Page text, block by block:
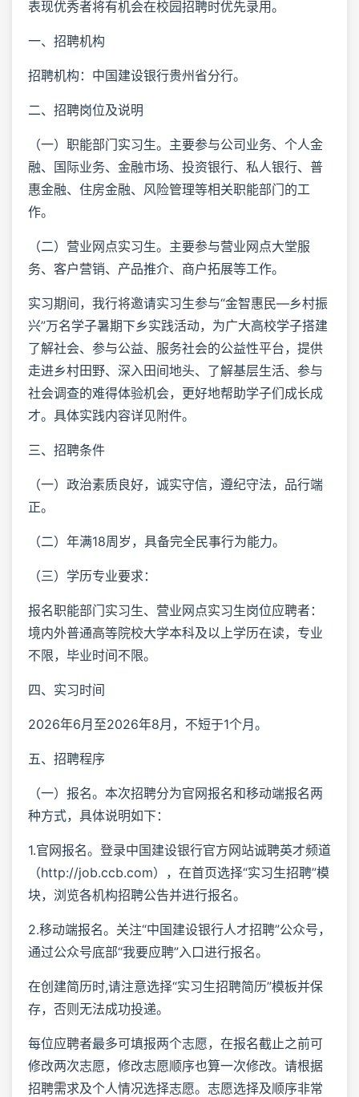
表现优秀者将有机会在校园招聘时优先录用。
一、招聘机构
招聘机构：中国建设银行贵州省分行。
二、招聘岗位及说明
（一）职能部门实习生。主要参与公司业务、个人金
融、国际业务、金融市场、投资银行、私人银行、普
惠金融、住房金融、风险管理等相关职能部门的工
作。
（二）营业网点实习生。主要参与营业网点大堂服
务、客户营销、产品推介、商户拓展等工作。
实习期间，我行将邀请实习生参与“金智惠民—乡村振
兴”万名学子暑期下乡实践活动，为广大高校学子搭建
了解社会、参与公益、服务社会的公益性平台，提供
走进乡村田野、深入田间地头、了解基层生活、参与
社会调查的难得体验机会，更好地帮助学子们成长成
才。具体实践内容详见附件。
三、招聘条件
（一）政治素质良好，诚实守信，遵纪守法，品行端
正。
（二）年满18周岁，具备完全民事行为能力。
（三）学历专业要求：
报名职能部门实习生、营业网点实习生岗位应聘者：
境内外普通高等院校大学本科及以上学历在读，专业
不限，毕业时间不限。
四、实习时间
2026年6月至2026年8月，不短于1个月。
五、招聘程序
（一）报名。本次招聘分为官网报名和移动端报名两
种方式，具体说明如下：
1.官网报名。登录中国建设银行官方网站诚聘英才频道
（http://job.ccb.com），在首页选择“实习生招聘”模
块，浏览各机构招聘公告并进行报名。
2.移动端报名。关注“中国建设银行人才招聘”公众号，
通过公众号底部“我要应聘”入口进行报名。
在创建简历时,请注意选择“实习生招聘简历”模板并保
存，否则无法成功投递。
每位应聘者最多可填报两个志愿，在报名截止之前可
修改两次志愿，修改志愿顺序也算一次修改。请根据
招聘需求及个人情况选择志愿。志愿选择及顺序非常